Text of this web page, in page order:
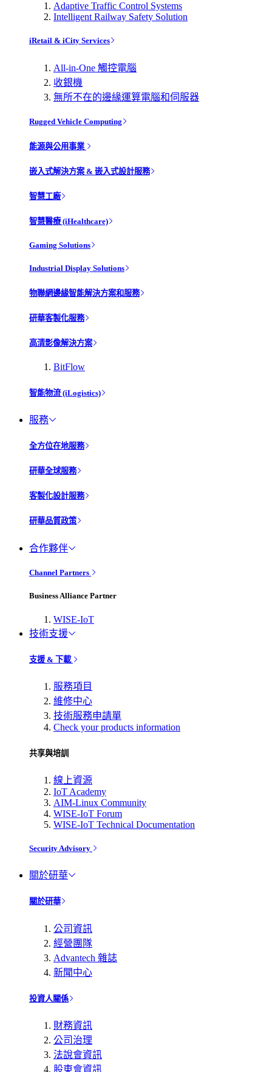
Adaptive Traffic Control Systems
Intelligent Railway Safety Solution
iRetail & iCity Services
All-in-One 觸控電腦
收銀機
無所不在的邊緣運算電腦和伺服器
Rugged Vehicle Computing
能源與公用事業
嵌入式解決方案 & 嵌入式設計服務
智慧工廠
智慧醫療 (iHealthcare)
Gaming Solutions
Industrial Display Solutions
物聯網邊緣智能解決方案和服務
研華客製化服務
高清影像解決方案
BitFlow
智能物流 (iLogistics)
服務
全方位在地服務
研華全球服務
客製化設計服務
研華品質政策
合作夥伴
Channel Partners
Business Alliance Partner
WISE-IoT
技術支援
支援 & 下載
服務項目
維修中心
技術服務申請單
Check your products information
共享與培訓
線上資源
IoT Academy
AIM-Linux Community
WISE-IoT Forum
WISE-IoT Technical Documentation
Security Advisory
關於研華
關於研華
公司資訊
經營團隊
Advantech 雜誌
新聞中心
投資人關係
財務資訊
公司治理
法說會資訊
股東會資訊